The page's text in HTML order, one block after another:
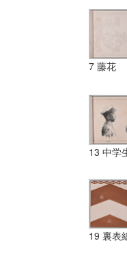
7 藤花
13 中
19 裏表